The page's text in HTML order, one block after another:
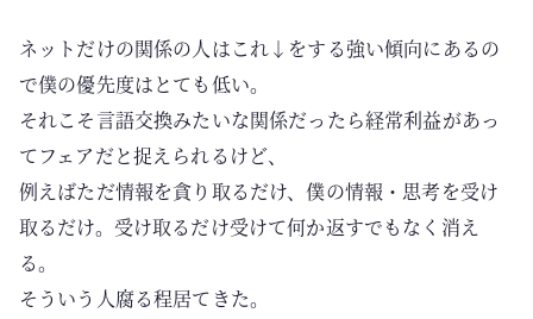
ネットだけの関係の人はこれ↓をする強い傾向にあるの
で僕の優先度はとても低い。
それこそ言語交換みたいな関係だったら経常利益があっ
てフェアだと捉えられるけど、
例えばただ情報を貪り取るだけ、僕の情報・思考を受け
取るだけ。受け取るだけ受けて何か返すでもなく消え
る。
そういう人腐る程居てきた。